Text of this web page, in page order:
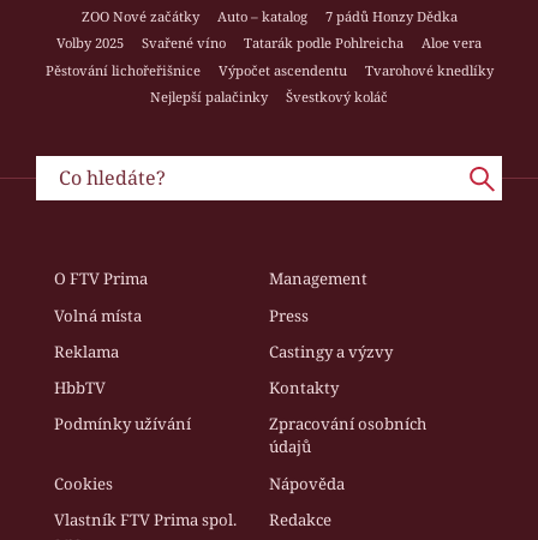
ZOO Nové začátky
Auto – katalog
7 pádů Honzy Dědka
Volby 2025
Svařené víno Tatarák podle Pohlreicha
Aloe vera
Pěstování lichořeřišnice
Výpočet ascendentu
Tvarohové knedlíky
Nejlepší palačinky
Švestkový koláč
O FTV Prima
Management
Volná místa
Press
Reklama
Castingy a výzvy
HbbTV
Kontakty
Podmínky užívání
Zpracování osobních
údajů
Cookies
Nápověda
Vlastník FTV Prima spol.
Redakce